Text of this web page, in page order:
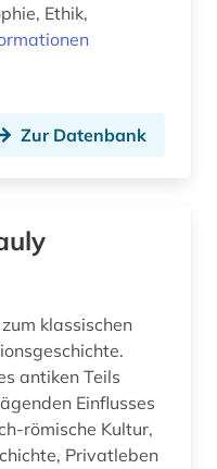
Ethik,
Zur Datenbank
klassischen
antiken Teils
Einflusses
römische Kultur,
Privatleben